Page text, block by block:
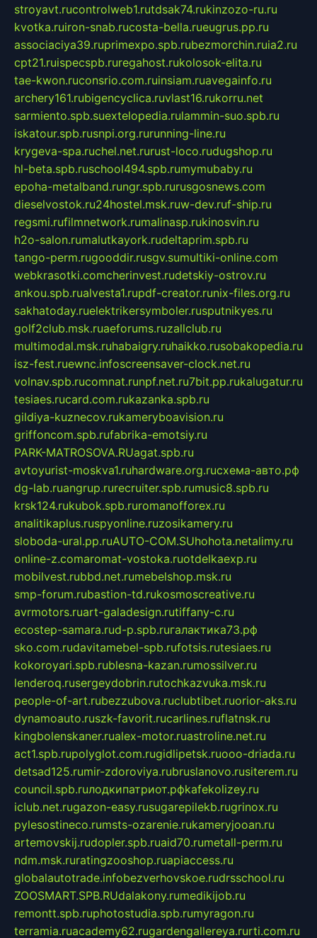
stroyavt.rucontrolweb1.rutdsak74.rukinzozo-ru.ru
kvotka.ruiron-snab.rucosta-bella.rueugrus.pp.ru
associaciya39.ruprimexpo.spb.rubezmorchin.ruia2.ru
cpt21.ruispecspb.ruregahost.rukolosok-elita.ru
tae-kwon.ruconsrio.com.ruinsiam.ruavegainfo.ru
archery161.rubigencyclica.ruvlast16.rukorru.net
sarmiento.spb.suextelopedia.rulammin-suo.spb.ru
iskatour.spb.rusnpi.org.rurunning-line.ru
krygeva-spa.ruchel.net.rurust-loco.rudugshop.ru
hl-beta.spb.ruschool494.spb.rumymubaby.ru
epoha-metalband.rungr.spb.rurusgosnews.com
dieselvostok.ru24hostel.msk.ruw-dev.ruf-ship.ru
regsmi.rufilmnetwork.rumalinasp.rukinosvin.ru
h2o-salon.rumalutkayork.rudeltaprim.spb.ru
tango-perm.rugooddir.rusgv.sumultiki-online.com
webkrasotki.comcherinvest.rudetskiy-ostrov.ru
ankou.spb.rualvesta1.rupdf-creator.runix-files.org.ru
sakhatoday.ruelektrikersymboler.rusputnikyes.ru
golf2club.msk.ruaeforums.ruzallclub.ru
multimodal.msk.ruhabaigry.ruhaikko.rusobakopedia.ru
isz-fest.ruewnc.infoscreensaver-clock.net.ru
volnav.spb.rucomnat.runpf.net.ru7bit.pp.rukalugatur.ru
tesiaes.rucard.com.rukazanka.spb.ru
gildiya-kuznecov.rukameryboavision.ru
griffoncom.spb.rufabrika-emotsiy.ru
PARK-MATROSOVA.RUagat.spb.ru
avtoyurist-moskva1.ruhardware.org.ruсхема-авто.рф
dg-lab.ruangrup.rurecruiter.spb.rumusic8.spb.ru
krsk124.rukubok.spb.ruromanofforex.ru
analitikaplus.ruspyonline.ruzosikamery.ru
sloboda-ural.pp.ruAUTO-COM.SUhohota.netalimy.ru
online-z.comaromat-vostoka.ruotdelkaexp.ru
mobilvest.rubbd.net.rumebelshop.msk.ru
smp-forum.rubastion-td.rukosmoscreative.ru
avrmotors.ruart-galadesign.rutiffany-c.ru
ecostep-samara.rud-p.spb.ruгалактика73.рф
sko.com.rudavitamebel-spb.rufotsis.rutesiaes.ru
kokoroyari.spb.rublesna-kazan.rumossilver.ru
lenderoq.rusergeydobrin.rutochkazvuka.msk.ru
people-of-art.rubezzubova.ruclubtibet.ruorior-aks.ru
dynamoauto.ruszk-favorit.rucarlines.ruflatnsk.ru
kingbolenskaner.rualex-motor.ruastroline.net.ru
act1.spb.rupolyglot.com.rugidlipetsk.ruooo-driada.ru
detsad125.rumir-zdoroviya.rubruslanovo.rusiterem.ru
council.spb.ruлодкипатриот.рфkafekolizey.ru
iclub.net.rugazon-easy.rusugarepilekb.rugrinox.ru
pylesostineco.rumsts-ozarenie.rukameryjooan.ru
artemovskij.rudopler.spb.ruaid70.rumetall-perm.ru
ndm.msk.ruratingzooshop.ruapiaccess.ru
globalautotrade.infobezverhovskoe.rudrsschool.ru
ZOOSMART.SPB.RUdalakony.rumedikijob.ru
remontt.spb.ruphotostudia.spb.rumyragon.ru
terramia.ruacademy62.rugardengallereya.rurti.com.ru